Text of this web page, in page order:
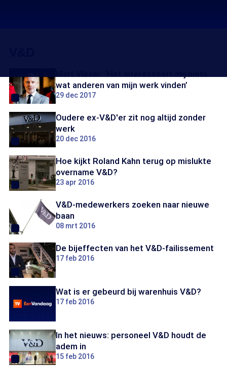
wat anderen van mijn werk vinden’
29 dec 2017
Oudere ex-V&D'er zit nog altijd zonder
werk
20 dec 2016
Hoe kijkt Roland Kahn terug op mislukte
overname V&D?
23 apr 2016
V&D-medewerkers zoeken naar nieuwe
baan
08 mrt 2016
De bijeffecten van het V&D-failissement
17 feb 2016
Wat is er gebeurd bij warenhuis V&D?
17 feb 2016
In het nieuws: personeel V&D houdt de
adem in
15 feb 2016